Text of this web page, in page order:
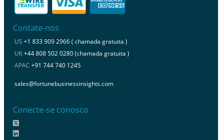
Contate-nos
US +1 833 909 2966 ( chamada gratuita )
UK+44 808 502 0280 (chamada gratuita )
APAC +91 744 740 1245
sales@fortunebusinessinsights.com
Conecte-se conosco